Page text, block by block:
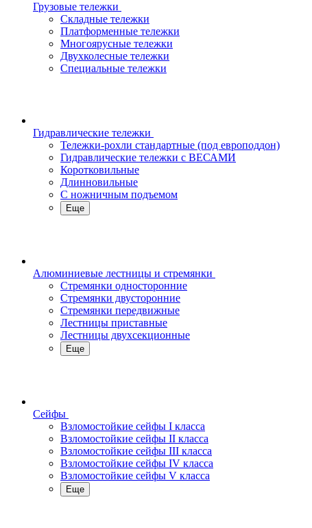
Грузовые тележки
Складные тележки
Платформенные тележки
Многоярусные тележки
Двухколесные тележки
Специальные тележки
Гидравлические тележки
Тележки-рохли стандартные (под европоддон)
Гидравлические тележки с ВЕСАМИ
Коротковильные
Длинновильные
С ножничным подъемом
Еще
Алюминиевые лестницы и стремянки
Стремянки односторонние
Стремянки двусторонние
Стремянки передвижные
Лестницы приставные
Лестницы двухсекционные
Еще
Сейфы
Взломостойкие сейфы I класса
Взломостойкие сейфы II класса
Взломостойкие сейфы III класса
Взломостойкие сейфы IV класса
Взломостойкие сейфы V класса
Еще